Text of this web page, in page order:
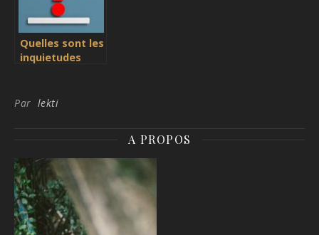
Quelles sont les
inquietudes
d’assurance ?
Par lekti
A PROPOS